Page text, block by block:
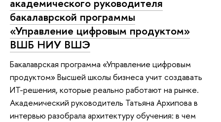
бакалаврской программы
«Управление цифровым продуктом»
ВШБ НИУ ВШЭ
Бакалаврская программа «Управление цифровым
продуктом» Высшей школы бизнеса учит создавать
ИT-решения, которые реально работают на рынке.
Академический руководитель Татьяна Архипова в
интервью разобрала архитектуру обучения: в чем